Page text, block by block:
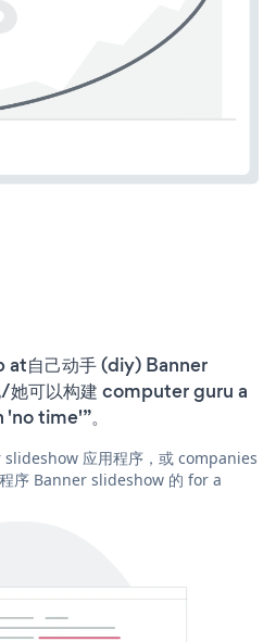
at自己动手 (diy) Banner
她可以构建 computer guru a
time'”。
应用程序，或 companies
序 Banner slideshow 的 for a